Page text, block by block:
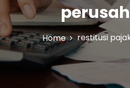
Home restitusi